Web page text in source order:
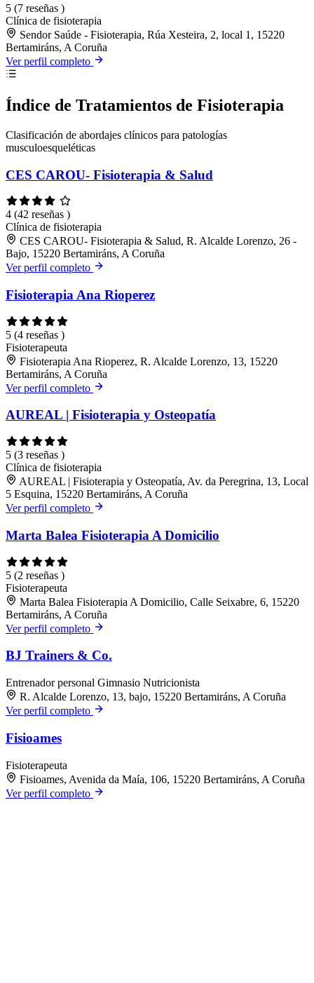
5 (7 reseñas )
Clínica de fisioterapia
Sendor Saúde - Fisioterapia, Rúa Xesteira, 2, local 1, 15220
Bertamiráns, A Coruña
Ver perfil completo
Índice de Tratamientos de Fisioterapia
Clasificación de abordajes clínicos para patologías
musculoesqueléticas
CES CAROU- Fisioterapia & Salud
4 (42 reseñas )
Clínica de fisioterapia
CES CAROU- Fisioterapia & Salud, R. Alcalde Lorenzo, 26 -
Bajo, 15220 Bertamiráns, A Coruña
Ver perfil completo
Fisioterapia Ana Rioperez
5 (4 reseñas )
Fisioterapeuta
Fisioterapia Ana Rioperez, R. Alcalde Lorenzo, 13, 15220
Bertamiráns, A Coruña
Ver perfil completo
AUREAL | Fisioterapia y Osteopatía
5 (3 reseñas )
Clínica de fisioterapia
AUREAL | Fisioterapia y Osteopatía, Av. da Peregrina, 13, Local
5 Esquina, 15220 Bertamiráns, A Coruña
Ver perfil completo
Marta Balea Fisioterapia A Domicilio
5 (2 reseñas )
Fisioterapeuta
Marta Balea Fisioterapia A Domicilio, Calle Seixabre, 6, 15220
Bertamiráns, A Coruña
Ver perfil completo
BJ Trainers & Co.
Entrenador personal Gimnasio Nutricionista
R. Alcalde Lorenzo, 13, bajo, 15220 Bertamiráns, A Coruña
Ver perfil completo
Fisioames
Fisioterapeuta
Fisioames, Avenida da Maía, 106, 15220 Bertamiráns, A Coruña
Ver perfil completo